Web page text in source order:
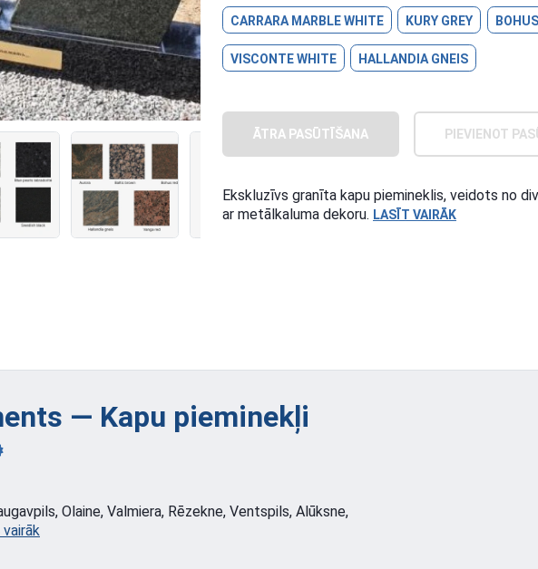
CARRARA MARBLE WHITE KURY GREY
VISCONTE WHITE HALLANDIA GNEIS
ĀTRA PASŪTĪŠANA PIEVIENOT
Ekskluzīvs granīta kapu piemineklis, veidots no
ar metālkaluma dekoru. LASĪT VAIRĀK
— Kapu pieminekļi
Olaine, Valmiera, Rēzekne, Ventspils, Alūksne,
vairāk